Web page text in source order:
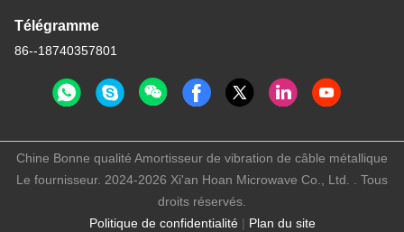
Télégramme
86--18740357801
Politique de confidentialité| Plan du site
Chine Bonne qualité Amortisseur de vibration de câble métallique
Le fournisseur. 2024-2026 Xi'an Hoan Microwave Co., Ltd. . Tous
droits réservés.